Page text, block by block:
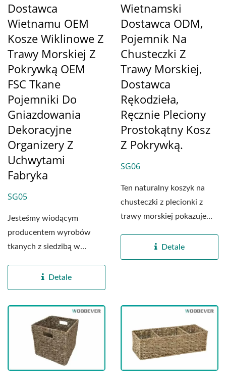
Dostawca
Wietnamu OEM
Kosze Wiklinowe Z
Trawy Morskiej Z
Pokrywką OEM
FSC Tkane
Pojemniki Do
Gniazdowania
Dekoracyjne
Organizery Z
Uchwytami
Fabryka
SG05
Jesteśmy wiodącym
producentem wyrobów
tkanych z siedzibą w
specjalizującym...
Detale
Wietnamski
Dostawca ODM,
Pojemnik Na
Chusteczki Z
Trawy Morskiej,
Dostawca
Rękodzieła,
Ręcznie Pleciony
Prostokątny Kosz
Z Pokrywką.
SG06
Ten naturalny koszyk na
chusteczki z plecionki z
trawy morskiej pokazuje
Detale